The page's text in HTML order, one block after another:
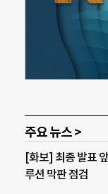
주요 뉴스 >
[화보] 최종 발표
루션 막판 점검